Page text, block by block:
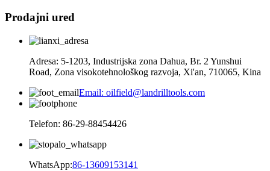
Prodajni ured
Adresa: 5-1203, Industrijska zona Dahua, Br. 2 Yunshui
Road, Zona visokotehnološkog razvoja, Xi'an, 710065, Kina
Email: oilfield@landrilltools.com
Telefon: 86-29-88454426
WhatsApp:86-13609153141